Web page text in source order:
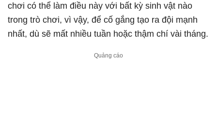
chơi có thể làm điều này với bất kỳ sinh vật nào
trong trò chơi, vì vậy, để cố gắng tạo ra đội mạnh
nhất, dù sẽ mất nhiều tuần hoặc thậm chí vài tháng.